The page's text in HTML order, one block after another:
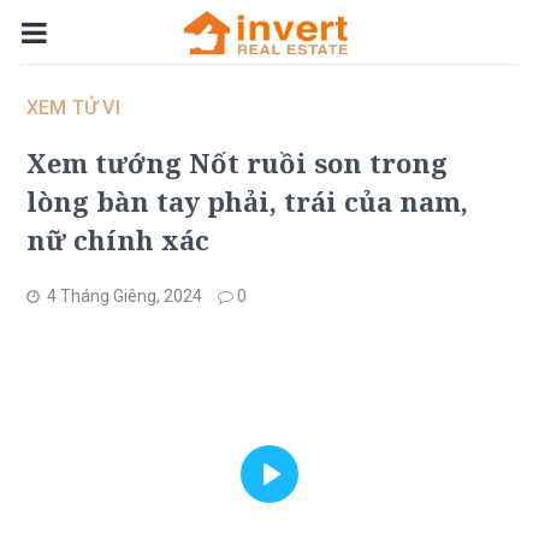
XEM TỬ VI
Xem tướng Nốt ruồi son trong
lòng bàn tay phải, trái của nam,
nữ chính xác
4 Tháng Giêng, 2024 0
Play